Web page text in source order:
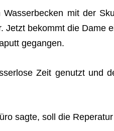
mit der
Jetzt bekommt die Dame
gegangen.
Zeit genutzt und
sagte, soll die